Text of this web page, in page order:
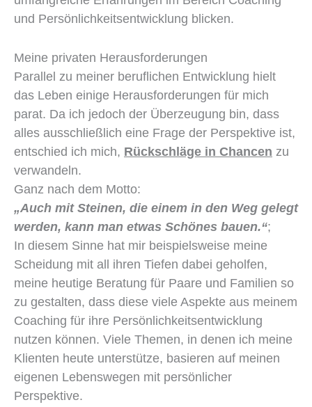
und Persönlichkeitsentwicklung blicken.
Meine privaten Herausforderungen
Parallel zu meiner beruflichen Entwicklung hielt
das Leben einige Herausforderungen für mich
parat. Da ich jedoch der Überzeugung bin, dass
alles ausschließlich eine Frage der Perspektive ist,
entschied ich mich, Rückschläge in Chancen zu
verwandeln.
Ganz nach dem Motto:
„Auch mit Steinen, die einem in den Weg gelegt
werden, kann man etwas Schönes bauen.“;
In diesem Sinne hat mir beispielsweise meine
Scheidung mit all ihren Tiefen dabei geholfen,
meine heutige Beratung für Paare und Familien so
zu gestalten, dass diese viele Aspekte aus meinem
Coaching für ihre Persönlichkeitsentwicklung
nutzen können. Viele Themen, in denen ich meine
Klienten heute unterstütze, basieren auf meinen
eigenen Lebenswegen mit persönlicher
Perspektive.